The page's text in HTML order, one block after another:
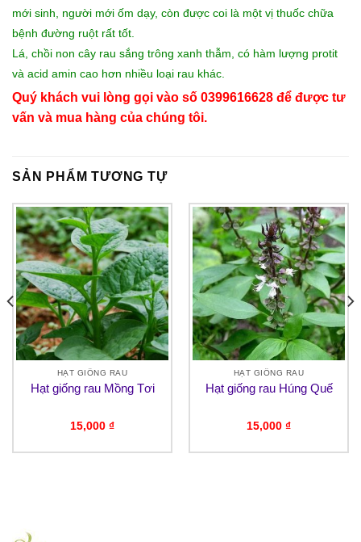
mới sinh, người mới ốm dạy, còn được coi là một vị thuốc chữa
bệnh đường ruột rất tốt.
Lá, chồi non cây rau sắng trông xanh thẫm, có hàm lượng protit
và acid amin cao hơn nhiều loại rau khác.
Quý khách vui lòng gọi vào số 0399616628 để được tư
vấn và mua hàng của chúng tôi.
SẢN PHẨM TƯƠNG TỰ
HẠT GIỐNG RAU
Hạt giống rau Mồng Tơi
15,000 ₫
HẠT GIỐNG RAU
Hạt giống rau Húng Quế
15,000 ₫